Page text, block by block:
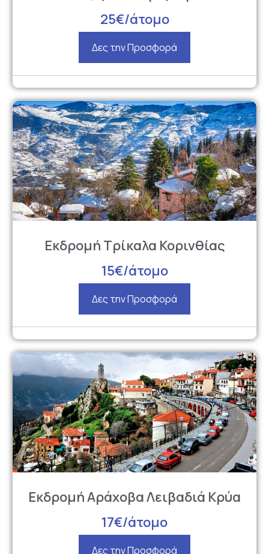
25€/άτομο
Δες την Προσφορά
Εκδρομή Τρίκαλα Κορινθίας
15€/άτομο
Δες την Προσφορά
Εκδρομή Αράχοβα Λειβαδιά Κρύα
17€/άτομο
Δες την Προσφορά